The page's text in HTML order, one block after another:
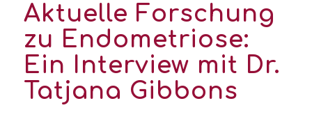
Aktuelle Forschung
zu Endometriose:
Ein Interview mit Dr.
Tatjana Gibbons